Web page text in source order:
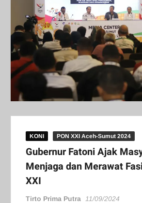
KONI PON XXI Aceh-Sumut 2024
Gubernur Fatoni Ajak
Menjaga dan Merawat
XXI
Tirto Prima Putra 11/09/2024